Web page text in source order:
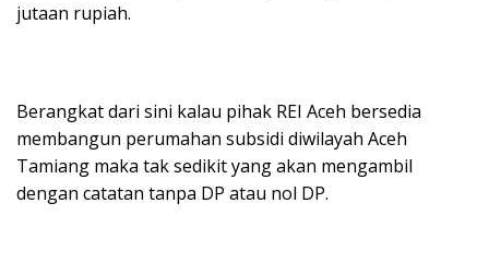
jutaan rupiah.
Berangkat dari sini kalau pihak REI Aceh bersedia
membangun perumahan subsidi diwilayah Aceh
Tamiang maka tak sedikit yang akan mengambil
dengan catatan tanpa DP atau nol DP.